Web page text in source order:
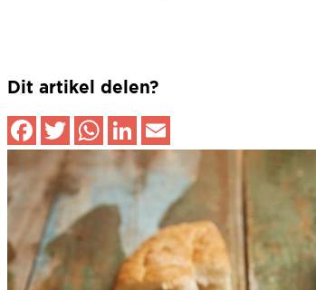
Dit artikel delen?